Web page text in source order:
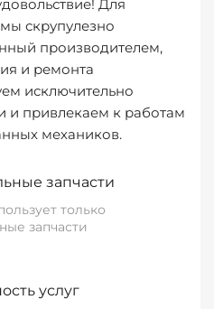
Для
скрупулезно
производителем,
и ремонта
исключительно
и привлекаем к работам
механиков.
запчасти
только
запчасти
услуг